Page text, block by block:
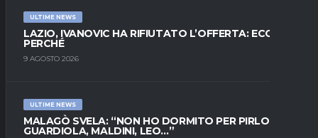
ULTIME NEWS
LAZIO, IVANOVIC HA RIFIUTATO L’OFFERTA: ECCO
PERCHÉ
9 AGOSTO 2026
ULTIME NEWS
MALAGÒ SVELA: “NON HO DORMITO PER PIRLO.
GUARDIOLA, MALDINI, LEO…”